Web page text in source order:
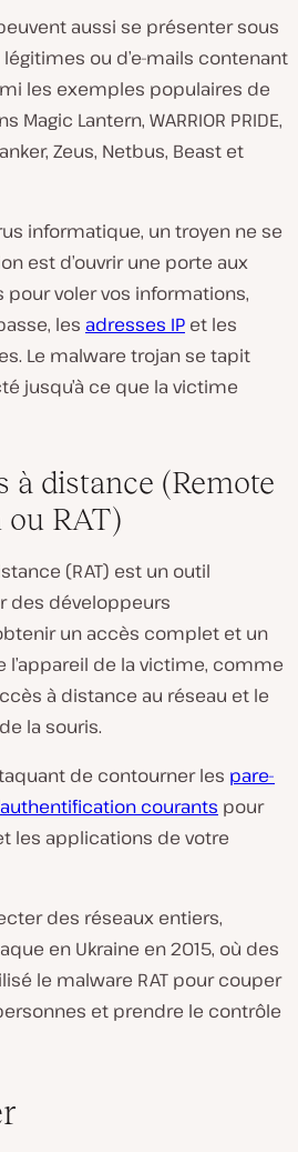
aussi se présenter sous
ou d’e-mails contenant
les exemples populaires de
Magic Lantern, WARRIOR PRIDE,
Zeus, Netbus, Beast et
informatique, un troyen ne se
est d’ouvrir une porte aux
voler vos informations,
les adresses IP et les
Le malware trojan se tapit
jusqu’à ce que la victime
à distance (Remote
ou RAT)
(RAT) est un outil
des développeurs
un accès complet et un
de la victime, comme
à distance au réseau et le
la souris.
de contourner les pare-
courants pour
les applications de votre
des réseaux entiers,
en Ukraine en 2015, où des
le malware RAT pour couper
et prendre le contrôle